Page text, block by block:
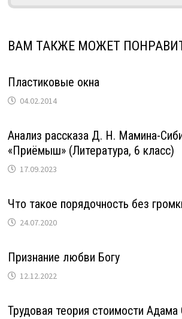
ВАМ ТАКЖЕ МОЖЕТ
Пластиковые окна
04.02.2014
Анализ рассказа Д. Н. Мамина-
«Приёмыш» (Литература, 6 класс)
17.09.2023
Что такое порядочность без
24.07.2020
Признание любви Богу
12.12.2022
Трудовая теория стоимости Адама